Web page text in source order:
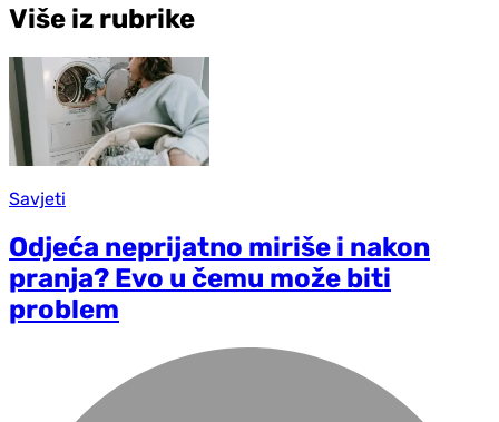
Više iz rubrike
Savjeti
Odjeća neprijatno miriše i nakon
pranja? Evo u čemu može biti
problem